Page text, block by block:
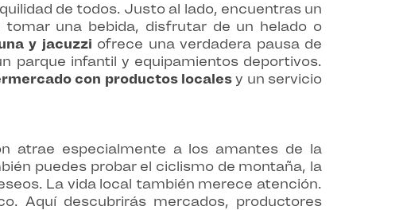
de todos. Justo al lado, encuentras un
una bebida, disfrutar de un helado o
y jacuzzi ofrece una verdadera pausa de
parque infantil y equipamientos deportivos.
con productos localesy un servicio
atrae especialmente a los amantes de la
puedes probar el ciclismo de montaña, la
La vida local también merece atención.
Aquí descubrirás mercados, productores